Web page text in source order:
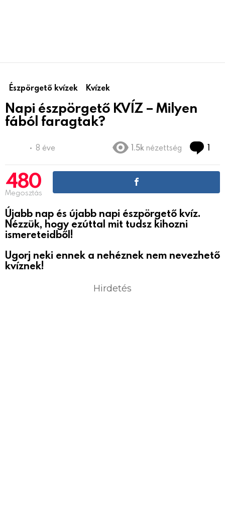
Észpörgető kvízek Kvízek
Napi észpörgető KVÍZ – Milyen
fából faragtak?
8 éve 1.5k nézettség 1
480
Megosztás
Újabb nap és újabb napi észpörgető kvíz.
Nézzük, hogy ezúttal mit tudsz kihozni
ismereteidből!
Ugorj neki ennek a nehéznek nem nevezhető
kvíznek!
Hirdetés